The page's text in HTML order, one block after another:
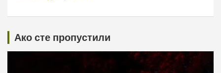
Ако сте пропустили